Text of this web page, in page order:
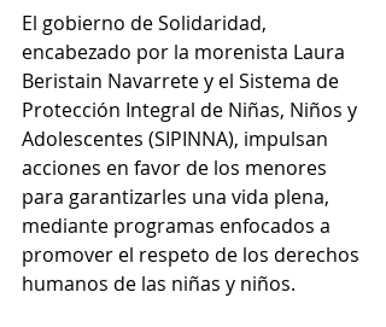
El gobierno de Solidaridad,
encabezado por la morenista Laura
Beristain Navarrete y el Sistema de
Protección Integral de Niñas, Niños y
Adolescentes (SIPINNA), impulsan
acciones en favor de los menores
para garantizarles una vida plena,
mediante programas enfocados a
promover el respeto de los derechos
humanos de las niñas y niños.